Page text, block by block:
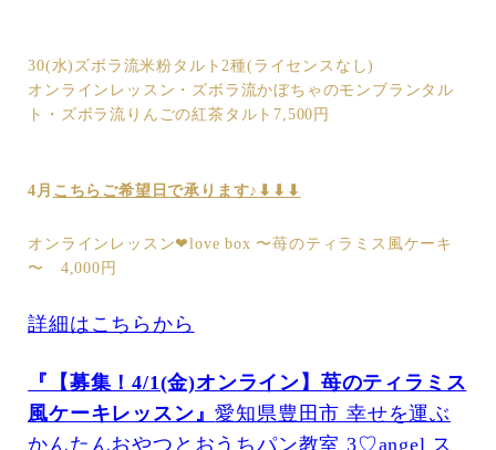
30(水)ズボラ流米粉タルト2種(ライセンスなし)
オンラインレッスン・ズボラ流かぼちゃのモンブランタル
ト・ズボラ流りんごの紅茶タルト7,500円
4月 こちらご希望日で承ります♪⬇︎⬇︎⬇︎
オンラインレッスン❤︎love box 〜苺のティラミス風ケーキ
〜 4,000円
詳細はこちらから
『【募集！4/1(金)オンライン】苺のティラミス
風ケーキレッスン』愛知県豊田市 幸せを運ぶ
かんたんおやつとおうちパン教室 3♡angel ス